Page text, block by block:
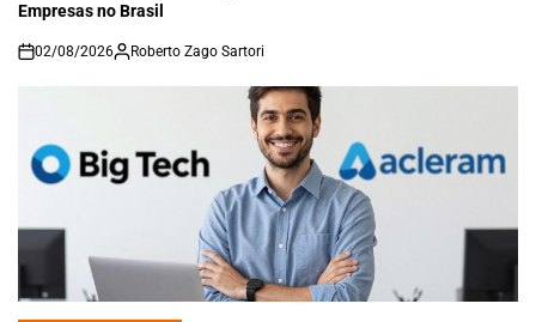
Empresas no Brasil
on
02/08/2026 Roberto Zago Sartori